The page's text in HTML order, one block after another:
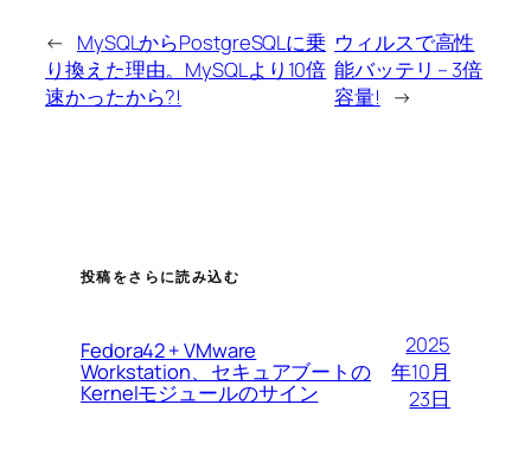
← MySQLからPostgreSQLに乗
り換えた理由。MySQLより10倍
速かったから?!
ウィルスで高性
能バッテリ – 3倍
容量!
→
投稿をさらに読み込む
Fedora42 + VMware
Workstation、セキュアブートの
Kernelモジュールのサイン
2025
年10月
23日